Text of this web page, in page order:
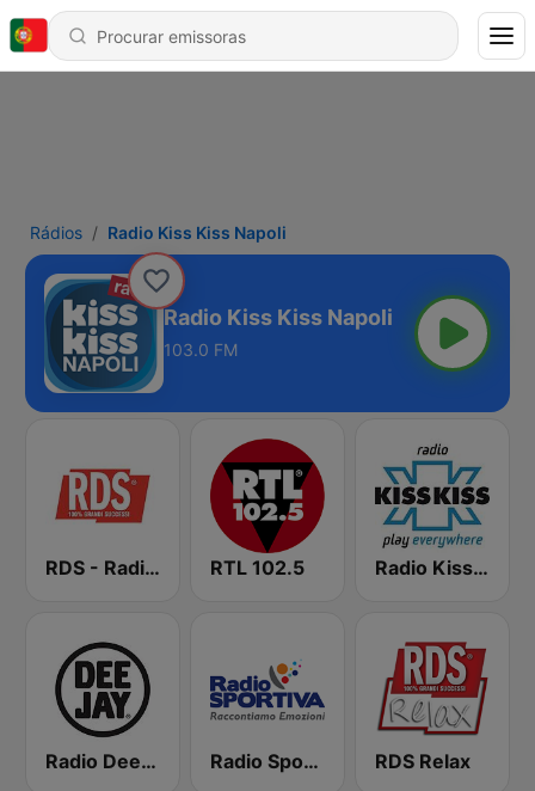
Rádios Radio Kiss Kiss Napoli
Radio Kiss Kiss Napoli
103.0 FM
RDS - Radio Dimensione Suono RTL 102.5 Radio Kiss Kiss
Radio Deejay Radio Sportiva RDS Relax